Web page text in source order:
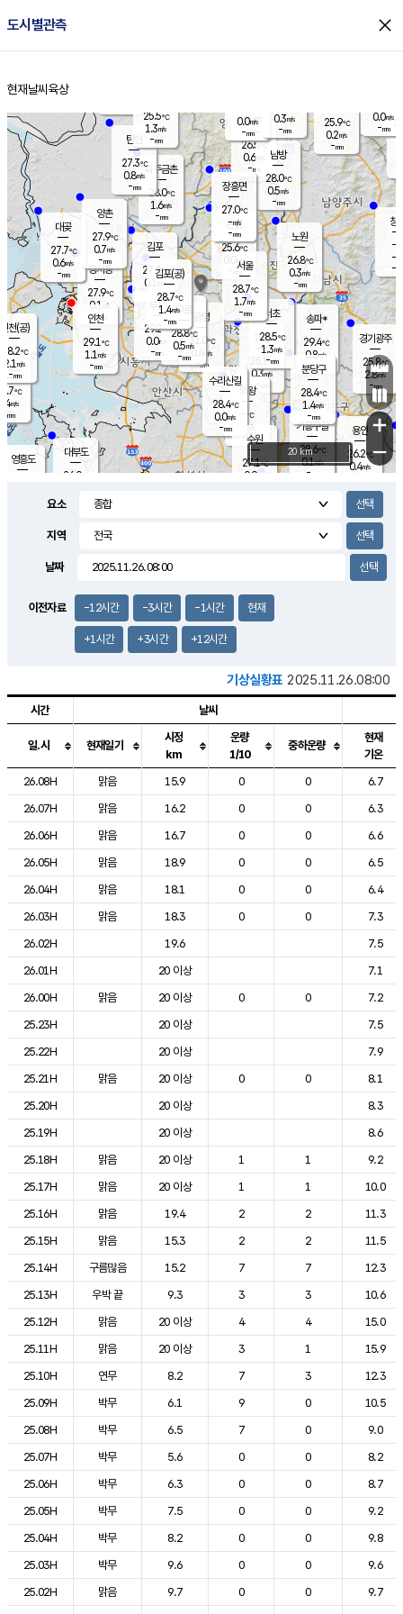
도시별관측 close
홈
현재날씨 육상
의도
℃
m/s
mm
영흥도
양주
26.5℃
0.6
-mm
과천
26.1℃
0.3m/s
- mm
용인
26.2℃
0.4m/s
경기광주
25.8℃
2.8m/s
-mm
1.4m/s
대부도
26.0
경서동
27.9℃
0.1 m/s
-mm
파주금촌
28.0℃
1.6m/s
-mm
25.9℃
0.2m/s
-mm
대곶
27.7℃
0.6m/s
-mm
창
-
-m/
-
탄현
27.3℃
0.8m/s
-mm
0.0m/s
-mm
의왕
- ℃
m/s
mm
김포
27.9℃
0.1 m/s
mm
광명
31.0
℃
0.4 m/s
-mm
부천
29.2℃
0.0m/s
-mm
양촌
27.9℃
0.7m/s
-mm
구로
28.8℃
0.5m/s
-mm
은평
25.6℃
0.0 m/s
- mm
노원
26.8℃
0.3m/s
-mm
송파*
29.4℃
0.8m/s
-mm
서초
28.5℃
1.3m/s
-mm
남방
28.0℃
0.5m/s
-mm
기흥구갈
28.6℃
0.1m/s
-
수리산길
28.4℃
0.0m/s
-mm
분당구
28.4℃
1.4m/s
-mm
장흥면
27.0℃
-m/s
-mm
0.0m/s
-mm
인천(공)
28.2℃
2.1 m/s
-mm
김포(공)
28.7℃
1.4m/s
-mm
수원
27.1℃
0.9m/s
인천
29.1℃
1.1 m/s
-mm
서울
28.7℃
1.7m/s
-mm
25.5℃
1.3m/s
-mm
0.3m/s
-mm
+
−
20 km
요소
지역
날짜
이전자료 -12시간 -3시간 -1시간 현재
+1시간 +3시간 +12시간
기상실황표 2025.11.26.08:00
도시별 기상실황표로 지점, 날씨, 기온, 강수, 바람, 기압등을 안내한 표입
시간 날씨
일.시 현재일기
시정
km
운량
1/10
중하운량
현재
기온
26.08H
맑음 15.9 0 0
6.7
26.07H
맑음 16.2 0 0
6.3
26.06H
맑음 16.7 0 0
6.6
26.05H
맑음 18.9 0 0
6.5
26.04H
맑음 18.1 0 0
6.4
26.03H
맑음 18.3 0 0
7.3
26.02H
19.6
7.5
26.01H
20 이상
7.1
26.00H
맑음 20 이상 0 0
7.2
25.23H
20 이상
7.5
25.22H
20 이상
7.9
25.21H
맑음 20 이상 0 0
8.1
25.20H
20 이상
8.3
25.19H
20 이상
8.6
25.18H
맑음 20 이상 1 1
9.2
25.17H
맑음 20 이상 1 1
10.0
25.16H
맑음 19.4 2 2
11.3
25.15H
맑음 15.3 2 2
11.5
25.14H
구름많음 15.2 7 7
12.3
25.13H
우박 끝 9.3 3 3
10.6
25.12H
맑음 20 이상 4 4
15.0
25.11H
맑음 20 이상 3 1
15.9
25.10H
연무 8.2 7 3
12.3
25.09H
박무 6.1 9 0
10.5
25.08H
박무 6.5 7 0
9.0
25.07H
박무 5.6 0 0
8.2
25.06H
박무 6.3 0 0
8.7
25.05H
박무 7.5 0 0
9.2
25.04H
박무 8.2 0 0
9.8
25.03H
박무 9.6 0 0
9.6
25.02H
맑음 9.7 0 0
9.7